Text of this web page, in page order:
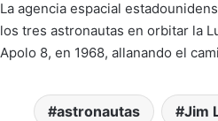
La agencia espacial
los tres astronautas en orbitar la
Apolo 8, en 1968, allanando el
astronautas Jim